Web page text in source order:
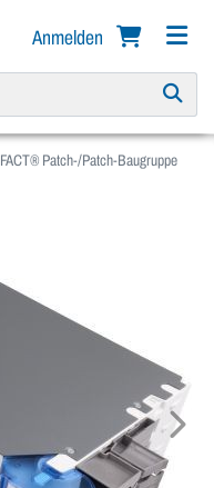
Anmelden
FACT® Patch-/Patch-Baugruppe